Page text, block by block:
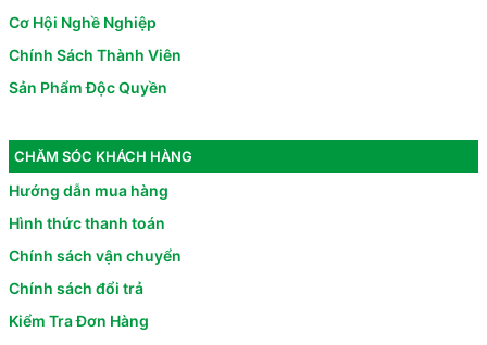
Cơ Hội Nghề Nghiệp
Chính Sách Thành Viên
Sản Phẩm Độc Quyền
CHĂM SÓC KHÁCH HÀNG
Hướng dẫn mua hàng
Hình thức thanh toán
Chính sách vận chuyển
Chính sách đổi trả
Kiểm Tra Đơn Hàng